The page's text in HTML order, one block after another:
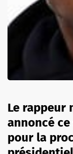
Le rappeur
annoncé
pour la